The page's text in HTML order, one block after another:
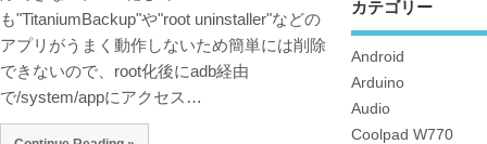
も"TitaniumBackup"や"root uninstaller"などの
アプリがうまく動作しないため簡単には削除
できないので、root化後にadb経由
で/system/appにアクセス…
カテゴリー
Android
Arduino
Audio
Coolpad W770